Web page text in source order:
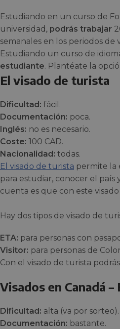
Estudiando en un curso de
universidad, podrás trabajar
semanales en los periodos de
Estudiando un curso de
estudiante. Plantéate la
El visado de turista
Dificultad: fácil.
Documentación: poca.
Inglés: no es necesario.
Coste: 100 CAD.
Nacionalidad: todas.
El visado de turista permite la
para estudiar, conocer el país
cuenta es que con este
Hay dos tipos de visado de
ETA: para personas con
Visitor: para personas de
Con el visado de turista
Visados en Canadá –
Dificultad: alta (va por sorteo).
Documentación: bastante.